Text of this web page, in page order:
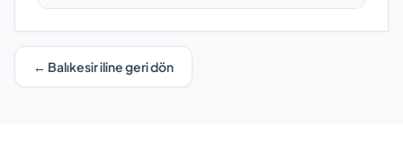
← Balıkesir iline geri dön